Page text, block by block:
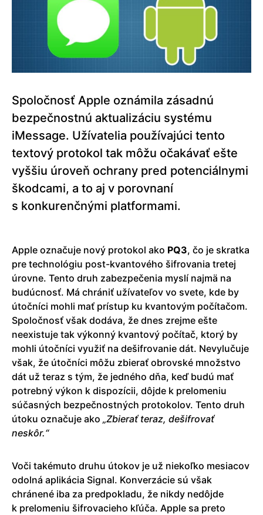
Spoločnosť Apple oznámila zásadnú
bezpečnostnú aktualizáciu systému
iMessage. Užívatelia používajúci tento
textový protokol tak môžu očakávať ešte
vyššiu úroveň ochrany pred potenciálnymi
škodcami, a to aj v porovnaní
s konkurenčnými platformami.
Apple označuje nový protokol ako PQ3, čo je skratka
pre technológiu post-kvantového šifrovania tretej
úrovne. Tento druh zabezpečenia myslí najmä na
budúcnosť. Má chrániť užívateľov vo svete, kde by
útočníci mohli mať prístup ku kvantovým počítačom.
Spoločnosť však dodáva, že dnes zrejme ešte
neexistuje tak výkonný kvantový počítač, ktorý by
mohli útočníci využiť na dešifrovanie dát. Nevylučuje
však, že útočníci môžu zbierať obrovské množstvo
dát už teraz s tým, že jedného dňa, keď budú mať
potrebný výkon k dispozícii, dôjde k prelomeniu
súčasných bezpečnostných protokolov. Tento druh
útoku označuje ako „Zbierať teraz, dešifrovať
neskôr.“
Voči takémuto druhu útokov je už niekoľko mesiacov
odolná aplikácia Signal. Konverzácie sú však
chránené iba za predpokladu, že nikdy nedôjde
k prelomeniu šifrovacieho kľúča. Apple sa preto